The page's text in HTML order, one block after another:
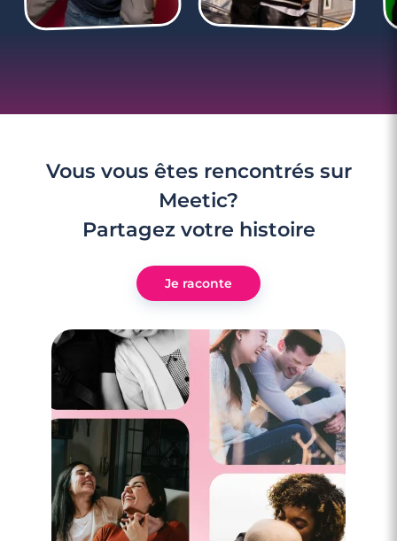
Vous vous êtes rencontrés sur
Meetic?
Partagez votre histoire
Je raconte